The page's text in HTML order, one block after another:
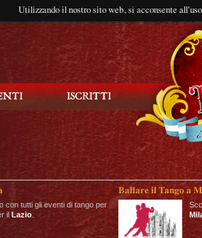
Utilizzando il nostro sito web, si acconsente
con tutti gli eventi di tango per
il Lazio
Ballare il Tango a